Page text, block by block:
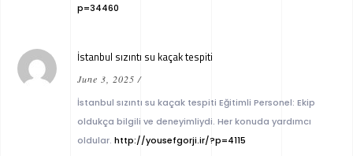
p=34460
İstanbul sızıntı su kaçak tespiti
June 3, 2025 /
İstanbul sızıntı su kaçak tespiti Eğitimli Personel: Ekip
oldukça bilgili ve deneyimliydi. Her konuda yardımcı
oldular. http://yousefgorji.ir/?p=4115